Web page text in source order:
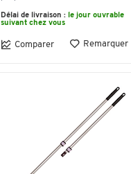
Délai de livraison : le jour ouvrable
suivant chez vous
Comparer Remarquer